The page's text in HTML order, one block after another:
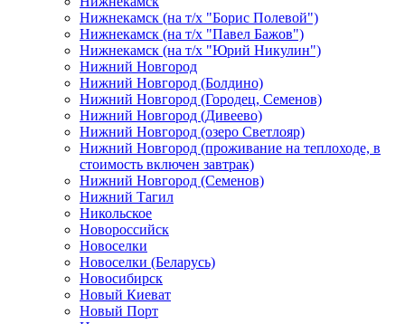
Нижнекамск (на т/х "Борис Полевой")
Нижнекамск (на т/х "Павел Бажов")
Нижнекамск (на т/х "Юрий Никулин")
Нижний Новгород
Нижний Новгород (Болдино)
Нижний Новгород (Городец, Семенов)
Нижний Новгород (Дивеево)
Нижний Новгород (озеро Светлояр)
Нижний Новгород (проживание на теплоходе, в
стоимость включен завтрак)
Нижний Новгород (Семенов)
Нижний Тагил
Никольское
Новороссийск
Новоселки
Новоселки (Беларусь)
Новосибирск
Новый Киеват
Новый Порт